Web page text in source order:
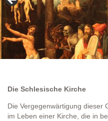
Die Schlesische Kirche
Die Vergegenwärtigung dieser
im Leben einer Kirche, die in